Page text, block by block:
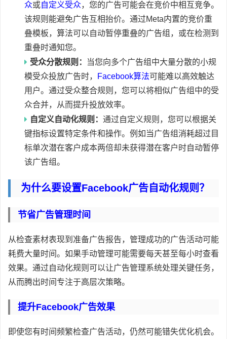
众或自定义受众，您的广告可能会在竞价中相互竞争。
该规则能避免广告互相抬价。通过Meta内置的竞价重
叠模板，算法可以自动暂停重叠的广告组，或在检测到
重叠时通知您。
受众分散规则：
当您向多个广告组中大量分散的小规
模受众投放广告时，
Facebook算法可能难以高效触达
用户。通过受众整合规则，您可以将相似广告组中的受
众合并，从而提升投放效率。
自定义自动化规则： 通过自定义规则，您可以根据关
键指标设置特定条件和操作。例如当广告组消耗超过目
标单次潜在客户成本两倍却未获得潜在客户时自动暂停
该广告组。
为什么要设置Facebook广告自动化规则？
节省广告管理时间
从检查素材表现到准备广告报告，管理成功的广告活动可能
耗费大量时间。如果手动管理可能需要每天甚至每小时查看
效果。通过自动化规则可以让广告管理系统处理关键任务，
从而腾出时间专注于高层次策略。
提升Facebook广告效果
即使您有时间频繁检查广告活动，仍然可能错失优化机会。